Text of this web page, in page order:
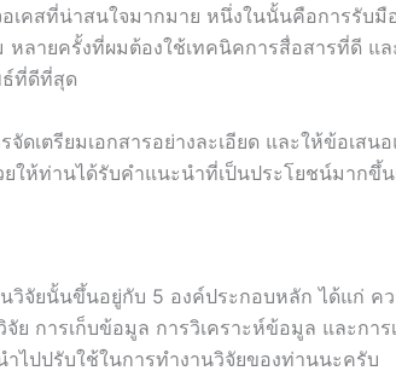
เคสที่น่าสนใจมากมาย หนึ่งในนั้นคือการรับมื
ลายครั้งที่ผมต้องใช้เทคนิคการสื่อสารที่ดี แล
ธ์ที่ดีที่สุด
ดเตรียมเอกสารอย่างละเอียด และให้ข้อเสน
ให้ท่านได้รับคำแนะนำที่เป็นประโยชน์มากขึ้
วิจัยนั้นขึ้นอยู่กับ 5 องค์ประกอบหลัก ได้แก่ ค
ย การเก็บข้อมูล การวิเคราะห์ข้อมูล และการ
ไปปรับใช้ในการทำงานวิจัยของท่านนะครับ